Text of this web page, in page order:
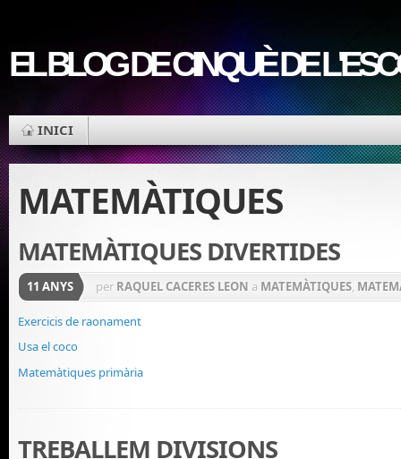
EL BLOG DE CINQUÈ DE
INICI
MATEMÀTIQUES
MATEMÀTIQUES DIVERTIDES
11 ANYS per RAQUEL CACERES LEON a MATEMÀTIQUES,
Exercicis de raonament
Usa el coco
Matemàtiques primària
TREBALLEM DIVISIONS